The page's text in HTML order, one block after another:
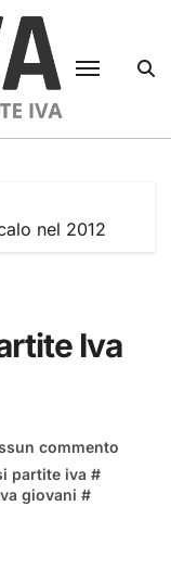
nel 2012
Iva
commento
partite iva #
giovani #